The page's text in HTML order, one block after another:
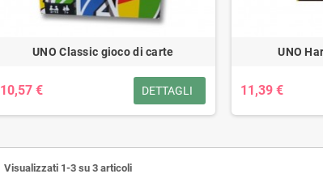
UNO Classic gioco di carte
10,57 € DETTAGLI
UNO
11,39 €
Visualizzati 1-3 su 3 articoli